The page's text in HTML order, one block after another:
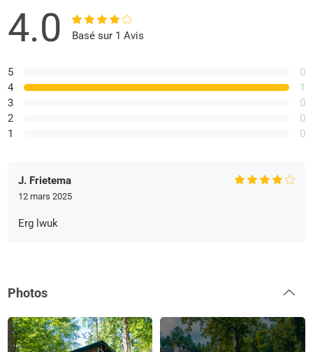
4.0 Basé sur 1 Avis
5
4
3
2
1
0
1
0
0
0
J. Frietema
12 mars 2025
Erg lwuk
Photos